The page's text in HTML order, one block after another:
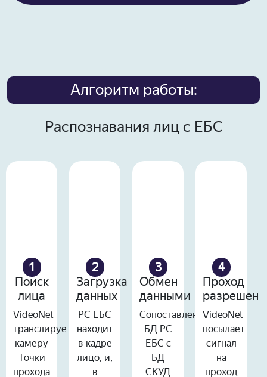
Алгоритм работы:
Распознавания лиц с ЕБС
1
Поиск
лица
VideoNet
транслирует
камеру
Точки
прохода
2
Загрузка
данных
РС ЕБС
находит
в кадре
лицо, и,
в
3
Обмен
данными
Сопоставление
БД РС
ЕБС с
БД
СКУД
4
Проход
разрешен
VideoNet
посылает
сигнал
на
проход